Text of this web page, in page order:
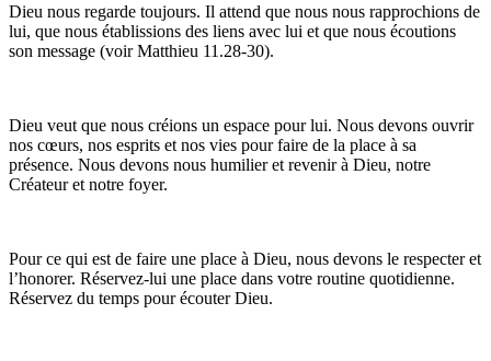
Dieu nous regarde toujours. Il attend que nous nous rapprochions de
lui, que nous établissions des liens avec lui et que nous écoutions
son message (voir Matthieu 11.28-30).
Dieu veut que nous créions un espace pour lui. Nous devons ouvrir
nos cœurs, nos esprits et nos vies pour faire de la place à sa
présence. Nous devons nous humilier et revenir à Dieu, notre
Créateur et notre foyer.
Pour ce qui est de faire une place à Dieu, nous devons le respecter et
l’honorer. Réservez-lui une place dans votre routine quotidienne.
Réservez du temps pour écouter Dieu.